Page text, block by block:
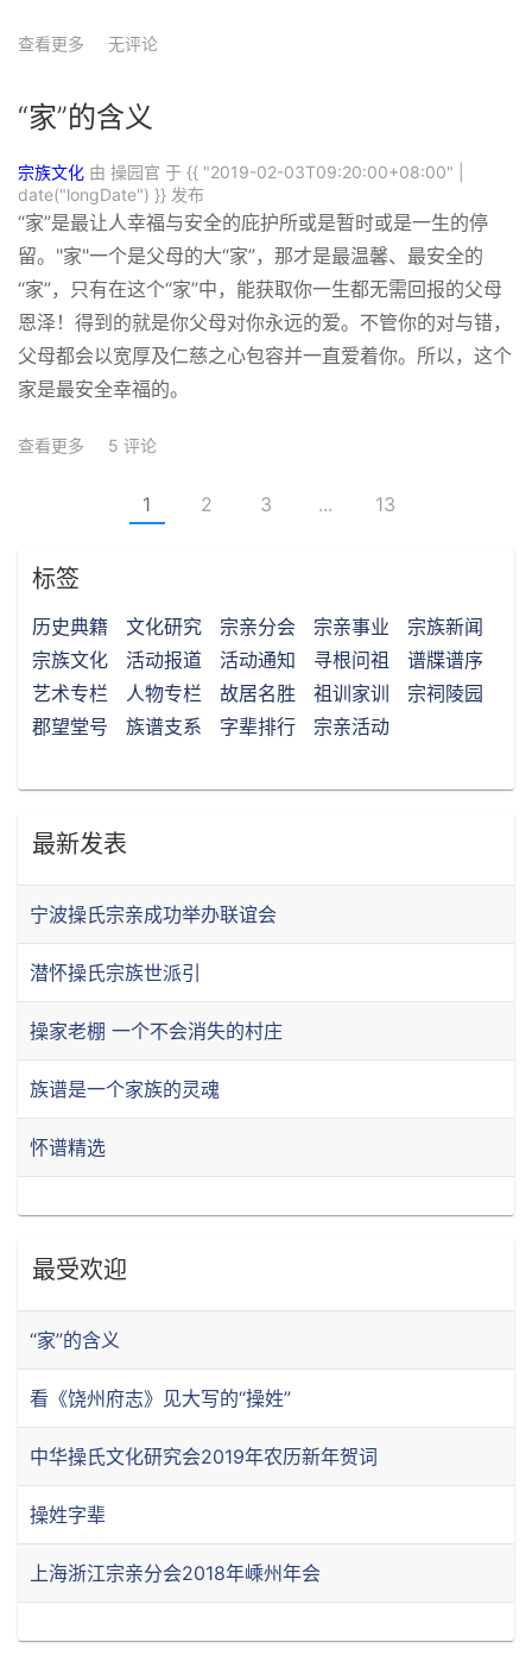
查看更多 无评论
“家”的含义
宗族文化 由 操园官 于 {{ "2019-02-03T09:20:00+08:00" |
date("longDate") }} 发布
“家”是最让人幸福与安全的庇护所或是暂时或是一生的停
留。"家"一个是父母的大“家”，那才是最温馨、最安全的
“家”，只有在这个“家”中，能获取你一生都无需回报的父母
恩泽！得到的就是你父母对你永远的爱。不管你的对与错，
父母都会以宽厚及仁慈之心包容并一直爱着你。所以，这个
家是最安全幸福的。
查看更多 5 评论
1 2 3 ... 13
标签
历史典籍 文化研究 宗亲分会 宗亲事业
宗族新闻
宗族文化
活动报道 活动通知 寻根问祖
谱牒谱序
艺术专栏
人物专栏 故居名胜 祖训家训
宗祠陵园
郡望堂号
族谱支系 字辈排行 宗亲活动
最新发表
宁波操氏宗亲成功举办联谊会
潜怀操氏宗族世派引
操家老棚 一个不会消失的村庄
族谱是一个家族的灵魂
怀谱精选
最受欢迎
“家”的含义
看《饶州府志》见大写的“操姓”
中华操氏文化研究会2019年农历新年贺词
操姓字辈
上海浙江宗亲分会2018年嵊州年会